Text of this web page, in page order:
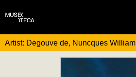
Artist: Degouve de, Nuncques William